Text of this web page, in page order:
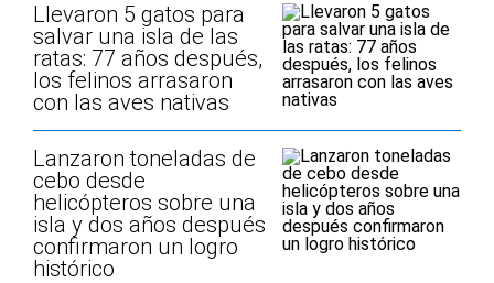
Llevaron 5 gatos para
salvar una isla de las
ratas: 77 años después,
los felinos arrasaron
con las aves nativas
Lanzaron toneladas de
cebo desde
helicópteros sobre una
isla y dos años después
confirmaron un logro
histórico